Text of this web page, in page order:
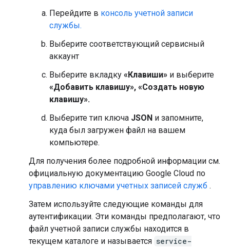
Перейдите в консоль учетной записи
службы.
Выберите соответствующий сервисный
аккаунт
Выберите вкладку «Клавиши» и выберите
«Добавить клавишу», «Создать новую
клавишу».
Выберите тип ключа JSON и запомните,
куда был загружен файл на вашем
компьютере.
Для получения более подробной информации см.
официальную документацию Google Cloud по
управлению ключами учетных записей служб .
Затем используйте следующие команды для
аутентификации. Эти команды предполагают, что
файл учетной записи службы находится в
текущем каталоге и называется service-